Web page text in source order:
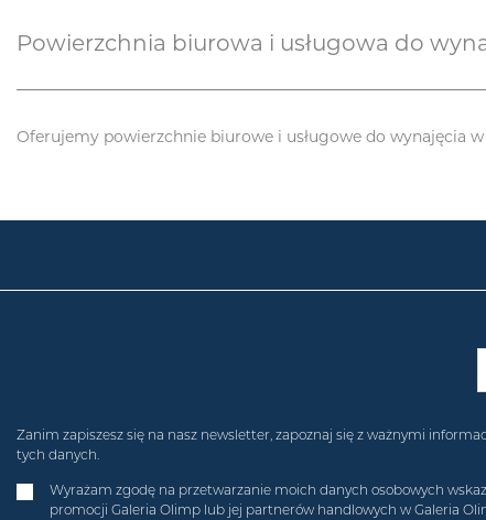
Powierzchnia biurowa i usługowa do
Oferujemy powierzchnie biurowe i usługowe do wynajęcia
Zanim zapiszesz się na nasz newsletter, zapoznaj się z ważnymi
tych danych.
Wyrażam zgodę na przetwarzanie moich danych osobowych
promocji Galeria Olimp lub jej partnerów handlowych w Galeria